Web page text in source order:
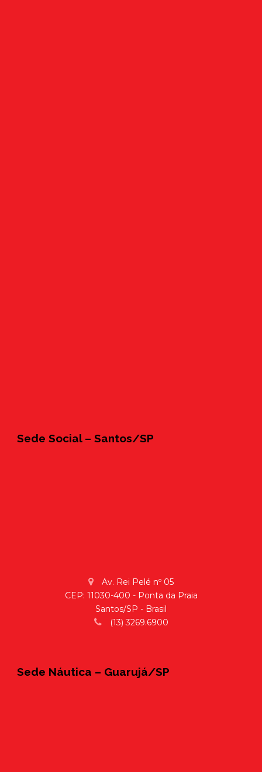
Sede Social – Santos/SP
Av. Rei Pelé nº 05
CEP: 11030-400 - Ponta da Praia
Santos/SP - Brasil
(13) 3269.6900
Sede Náutica – Guarujá/SP